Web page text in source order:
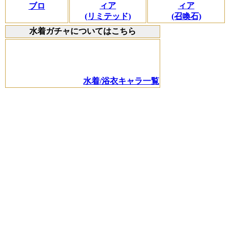
ブロ
ィア
(リミテッド)
ィア
(召喚石)
水着ガチャについてはこちら
水着/浴衣キャラ一覧